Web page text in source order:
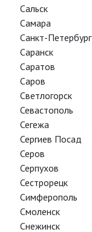
TheatreHD
Сальск
Самара
Санкт-Петербург
Саранск
Саратов
Саров
Светлогорск
Севастополь
Сегежа
Сергиев Посад
Серов
Серпухов
Сестрорецк
Симферополь
Смоленск
Снежинск